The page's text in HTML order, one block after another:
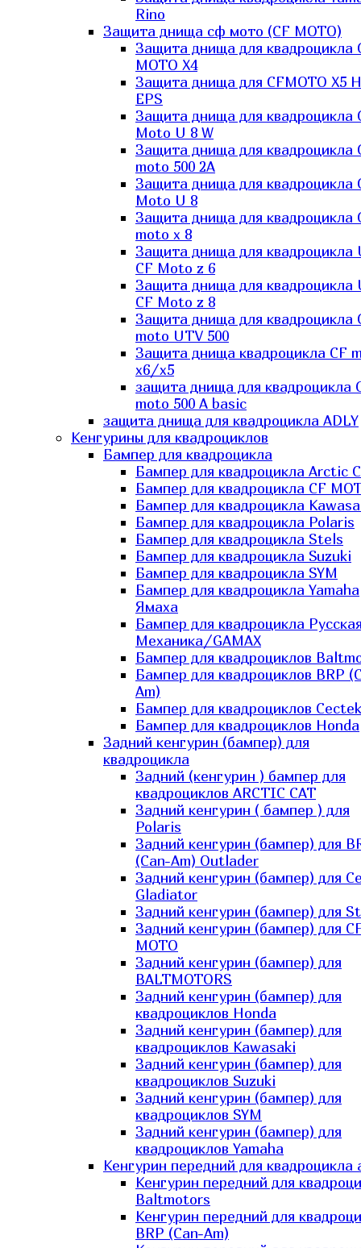
Rino
Защита днища сф мото (CF MOTO)
Защита днища для квадроцикла
MOTO X4
Защита днища для CFMOTO X5
EPS
Защита днища для квадроцикла
Moto U 8 W
Защита днища для квадроцикла
moto 500 2A
Защита днища для квадроцикла
Moto U 8
Защита днища для квадроцикла
moto x 8
Защита днища для квадроцикла
CF Moto z 6
Защита днища для квадроцикла
CF Moto z 8
Защита днища для квадроцикла
moto UTV 500
Защита днища квадроцикла СF
x6/x5
защита днища для квадроцикла
moto 500 A basic
защита днища для квадроцикла ADLY
Кенгурины для квадроциклов
Бампер для квадроцикла
Бампер для квадроцикла Arctic
Бампер для квадроцикла CF
Бампер для квадроцикла
Бампер для квадроцикла Polaris
Бампер для квадроцикла Stels
Бампер для квадроцикла Suzuki
Бампер для квадроцикла SYM
Бампер для квадроцикла Yamaha
Ямаха
Бампер для квадроцикла
Механика/GAMAX
Бампер для квадроциклов
Бампер для квадроциклов BRP
Am)
Бампер для квадроциклов Cectek
Бампер для квадроциклов Honda
Задний кенгурин (бампер) для
квадроцикла
Задний (кенгурин ) бампер для
квадроциклов ARCTIC CAT
Задний кенгурин ( бампер ) для
Polaris
Задний кенгурин (бампер) для
(Can-Am) Outlader
Задний кенгурин (бампер) для
Gladiator
Задний кенгурин (бампер) для
Задний кенгурин (бампер) для
MOTO
Задний кенгурин (бампер) для
BALTMOTORS
Задний кенгурин (бампер) для
квадроциклов Honda
Задний кенгурин (бампер) для
квадроциклов Kawasaki
Задний кенгурин (бампер) для
квадроциклов Suzuki
Задний кенгурин (бампер) для
квадроциклов SYM
Задний кенгурин (бампер) для
квадроциклов Yamaha
Кенгурин передний для квадроцикла
Кенгурин передний для
Baltmotors
Кенгурин передний для
BRP (Can-Am)